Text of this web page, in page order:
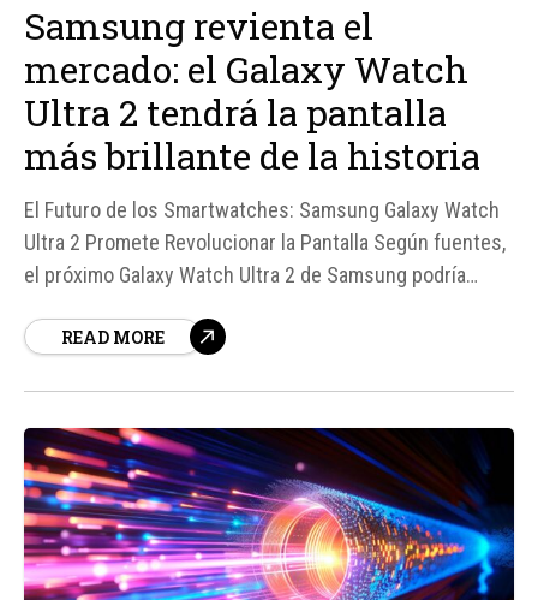
Samsung revienta el
mercado: el Galaxy Watch
Ultra 2 tendrá la pantalla
más brillante de la historia
El Futuro de los Smartwatches: Samsung Galaxy Watch
Ultra 2 Promete Revolucionar la Pantalla Según fuentes,
el próximo Galaxy Watch Ultra 2 de Samsung podría
smartwatches con una pantalla que alcanza los 5. 000
READ MORE